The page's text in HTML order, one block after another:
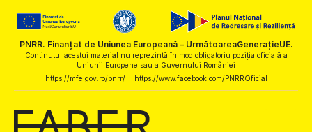
PNRR. Finanțat de Uniunea Europeană – UrmătoareaGenerațieUE.
Conținutul acestui material nu reprezintă în mod obligatoriu poziția oficială a
Uniunii Europene sau a Guvernului României
https://mfe.gov.ro/pnrr/
https://www.facebook.com/PNRROficial